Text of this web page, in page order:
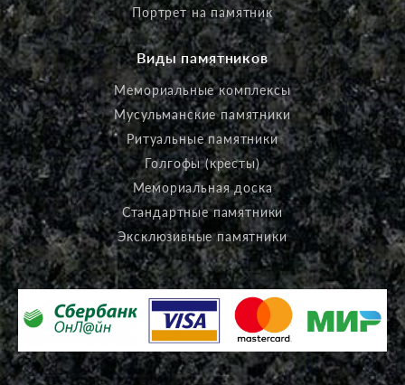
Портрет на памятник
Виды памятников
Мемориальные комплексы
Мусульманские памятники
Ритуальные памятники
Голгофы (кресты)
Мемориальная доска
Стандартные памятники
Эксклюзивные памятники